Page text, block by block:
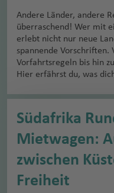
Andere Länder, andere
überraschend! Wer mit
erlebt nicht nur neue
spannende Vorschriften.
Vorfahrtsregeln bis hin
Hier erfährst du, was
Südafrika
Mietwagen:
zwischen
Freiheit